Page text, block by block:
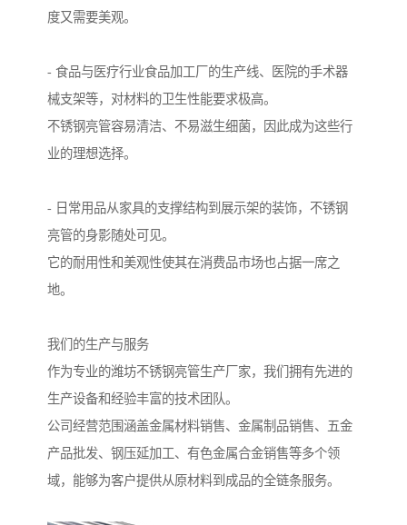
度又需要美观。
- 食品与医疗行业食品加工厂的生产线、医院的手术器
械支架等，对材料的卫生性能要求极高。
不锈钢亮管容易清洁、不易滋生细菌，因此成为这些行
业的理想选择。
- 日常用品从家具的支撑结构到展示架的装饰，不锈钢
亮管的身影随处可见。
它的耐用性和美观性使其在消费品市场也占据一席之
地。
我们的生产与服务
作为专业的潍坊不锈钢亮管生产厂家，我们拥有先进的
生产设备和经验丰富的技术团队。
公司经营范围涵盖金属材料销售、金属制品销售、五金
产品批发、钢压延加工、有色金属合金销售等多个领
域，能够为客户提供从原材料到成品的全链条服务。